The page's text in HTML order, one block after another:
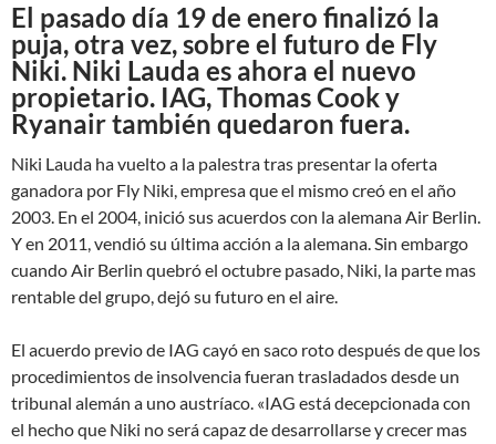
El pasado día 19 de enero finalizó la
puja, otra vez, sobre el futuro de Fly
Niki. Niki Lauda es ahora el nuevo
propietario. IAG, Thomas Cook y
Ryanair también quedaron fuera.
Niki Lauda ha vuelto a la palestra tras presentar la oferta
ganadora por Fly Niki, empresa que el mismo creó en el año
2003. En el 2004, inició sus acuerdos con la alemana Air Berlin.
Y en 2011, vendió su última acción a la alemana. Sin embargo
cuando Air Berlin quebró el octubre pasado, Niki, la parte mas
rentable del grupo, dejó su futuro en el aire.
El acuerdo previo de IAG cayó en saco roto después de que los
procedimientos de insolvencia fueran trasladados desde un
tribunal alemán a uno austríaco. «IAG está decepcionada con
el hecho que Niki no será capaz de desarrollarse y crecer mas